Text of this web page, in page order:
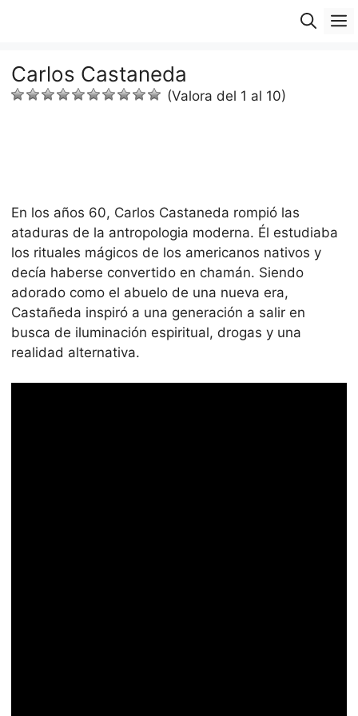
Carlos Castaneda
(Valora del 1 al 10)
En los años 60, Carlos Castaneda rompió las
ataduras de la antropologia moderna. Él estudiaba
los rituales mágicos de los americanos nativos y
decía haberse convertido en chamán. Siendo
adorado como el abuelo de una nueva era,
Castañeda inspiró a una generación a salir en
busca de iluminación espiritual, drogas y una
realidad alternativa.